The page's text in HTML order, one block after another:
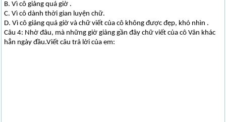
B. Vì cô giảng quá giờ .
C. Vì cô dành thời gian luyện chữ.
D. Vì cô giảng quá giờ và chữ viết của cô không được đẹp, khó nhìn .
Câu 4: Nhờ đâu, mà những giờ giảng gần đây chữ viết của cô Vân khác
hẳn ngày đầu.Viết câu trả lời của em: